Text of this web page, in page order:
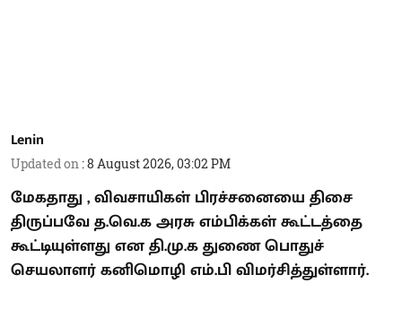
Lenin
Updated on :8 August 2026, 03:02 PM
மேகதாது , விவசாயிகள் பிரச்சனையை திசை
திருப்பவே த.வெ.க அரசு எம்பிக்கள் கூட்டத்தை
கூட்டியுள்ளது என தி.மு.க துணை பொதுச்
செயலாளர் கனிமொழி எம்.பி விமர்சித்துள்ளார்.